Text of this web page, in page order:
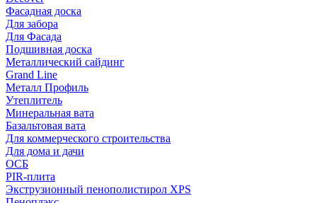
Фасадная доска
Для забора
Для Фасада
Подшивная доска
Металлический сайдинг
Grand Line
Металл Профиль
Утеплитель
Минеральная вата
Базальтовая вата
Для коммерческого строительства
Для дома и дачи
ОСБ
PIR-плита
Экструзионный пенополистирол XPS